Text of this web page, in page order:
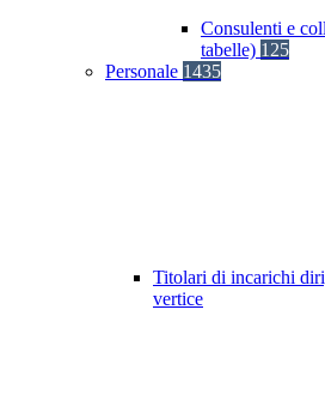
Consulenti e
tabelle) 125
Personale 1435
Titolari di incarichi
vertice